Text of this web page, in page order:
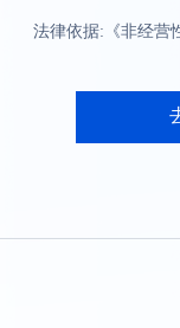
法律依据:《非经营